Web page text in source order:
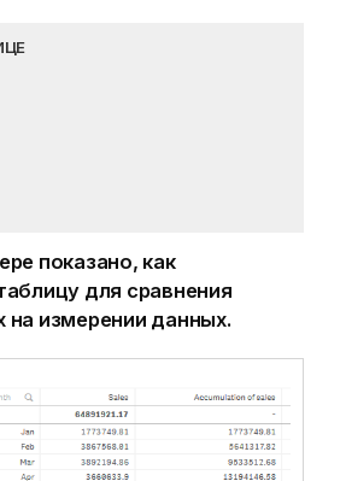
показано, как
для сравнения
на измерении данных.